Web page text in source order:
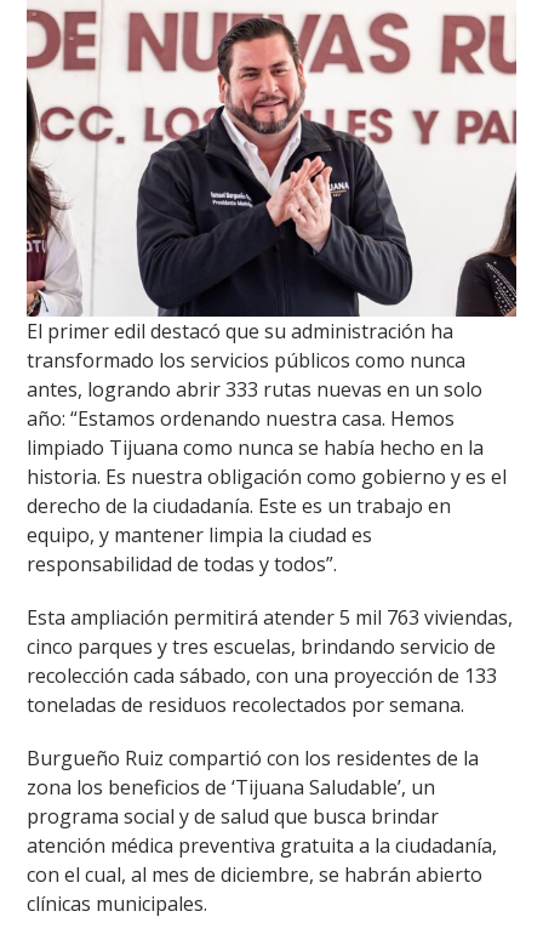
El primer edil destacó que su administración ha
transformado los servicios públicos como nunca
antes, logrando abrir 333 rutas nuevas en un solo
año: “Estamos ordenando nuestra casa. Hemos
limpiado Tijuana como nunca se había hecho en la
historia. Es nuestra obligación como gobierno y es el
derecho de la ciudadanía. Este es un trabajo en
equipo, y mantener limpia la ciudad es
responsabilidad de todas y todos”.
Esta ampliación permitirá atender 5 mil 763 viviendas,
cinco parques y tres escuelas, brindando servicio de
recolección cada sábado, con una proyección de 133
toneladas de residuos recolectados por semana.
Burgueño Ruiz compartió con los residentes de la
zona los beneficios de ‘Tijuana Saludable’, un
programa social y de salud que busca brindar
atención médica preventiva gratuita a la ciudadanía,
con el cual, al mes de diciembre, se habrán abierto
clínicas municipales.